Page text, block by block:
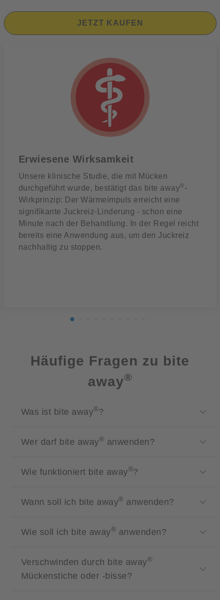
JETZT KAUFEN
Erwiesene Wirksamkeit
Unsere klinische Studie, die mit Mücken
durchgeführt wurde, bestätigt das bite away®-
Wirkprinzip: Der Wärmeimpuls erreicht eine
signifikante Juckreiz-Linderung - schon eine
Minute nach der Behandlung. In der Regel reicht
bereits eine Anwendung aus, um den Juckreiz
nachhaltig zu stoppen.
Häufige Fragen zu bite
away®
Was ist bite away®?
Wer darf bite away® anwenden?
Wie funktioniert bite away®?
Wann soll ich bite away® anwenden?
Wie soll ich bite away® anwenden?
Verschwinden durch bite away®
Mückenstiche oder -bisse?